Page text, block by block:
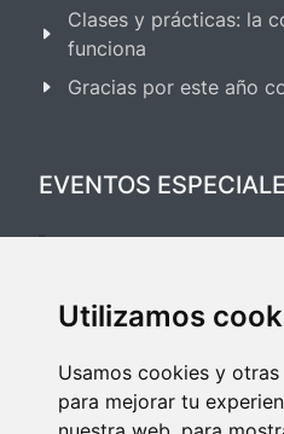
Utilizamos
Usamos cookies y
para mejorar tu
Clases y prácticas: la
funciona
Gracias por este año
EVENTOS